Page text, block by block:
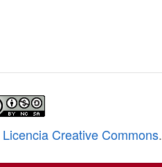
Licencia Creative Commons.